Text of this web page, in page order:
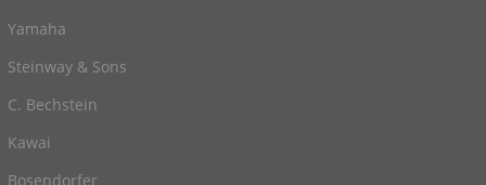
Yamaha
Steinway & Sons
C. Bechstein
Kawai
Bosendorfer